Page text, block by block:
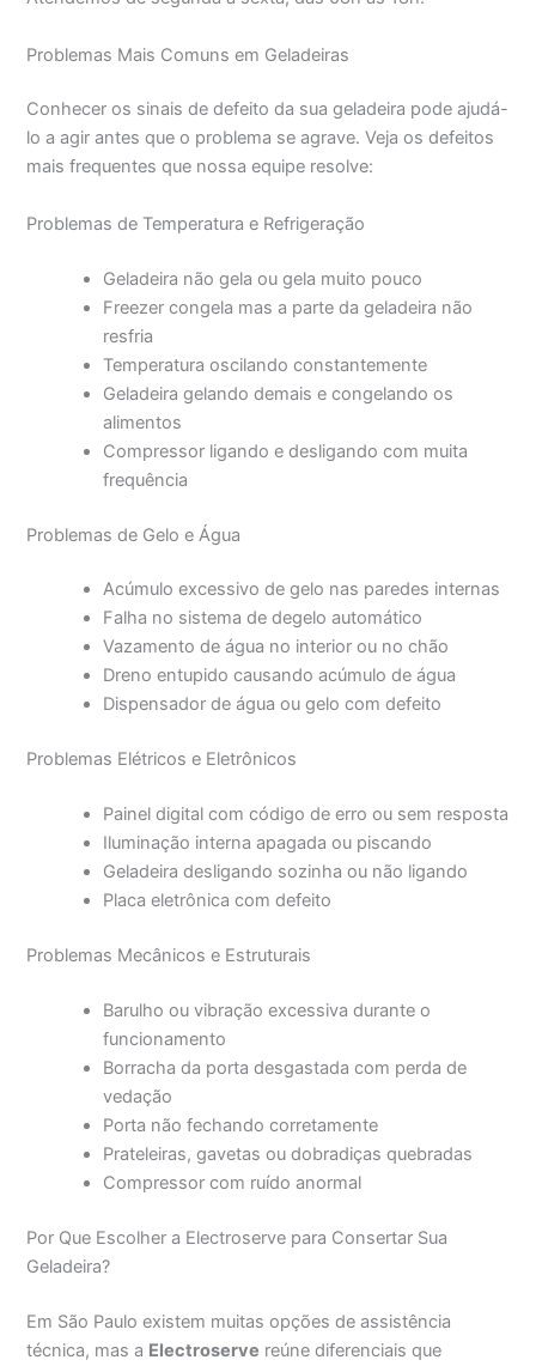
Problemas Mais Comuns em Geladeiras
Conhecer os sinais de defeito da sua geladeira pode ajudá-
lo a agir antes que o problema se agrave. Veja os defeitos
mais frequentes que nossa equipe resolve:
Problemas de Temperatura e Refrigeração
Geladeira não gela ou gela muito pouco
Freezer congela mas a parte da geladeira não
resfria
Temperatura oscilando constantemente
Geladeira gelando demais e congelando os
alimentos
Compressor ligando e desligando com muita
frequência
Problemas de Gelo e Água
Acúmulo excessivo de gelo nas paredes internas
Falha no sistema de degelo automático
Vazamento de água no interior ou no chão
Dreno entupido causando acúmulo de água
Dispensador de água ou gelo com defeito
Problemas Elétricos e Eletrônicos
Painel digital com código de erro ou sem resposta
Iluminação interna apagada ou piscando
Geladeira desligando sozinha ou não ligando
Placa eletrônica com defeito
Problemas Mecânicos e Estruturais
Barulho ou vibração excessiva durante o
funcionamento
Borracha da porta desgastada com perda de
vedação
Porta não fechando corretamente
Prateleiras, gavetas ou dobradiças quebradas
Compressor com ruído anormal
Por Que Escolher a Electroserve para Consertar Sua
Geladeira?
Em São Paulo existem muitas opções de assistência
técnica, mas a Electroserve reúne diferenciais que